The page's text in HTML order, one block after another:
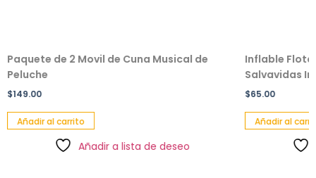
Paquete de 2 Movil de Cuna Musical de
Peluche
$149.00
Añadir al carrito
Añadir a lista de deseo
Inflable
Salvavidas
$65.00
Añadir al